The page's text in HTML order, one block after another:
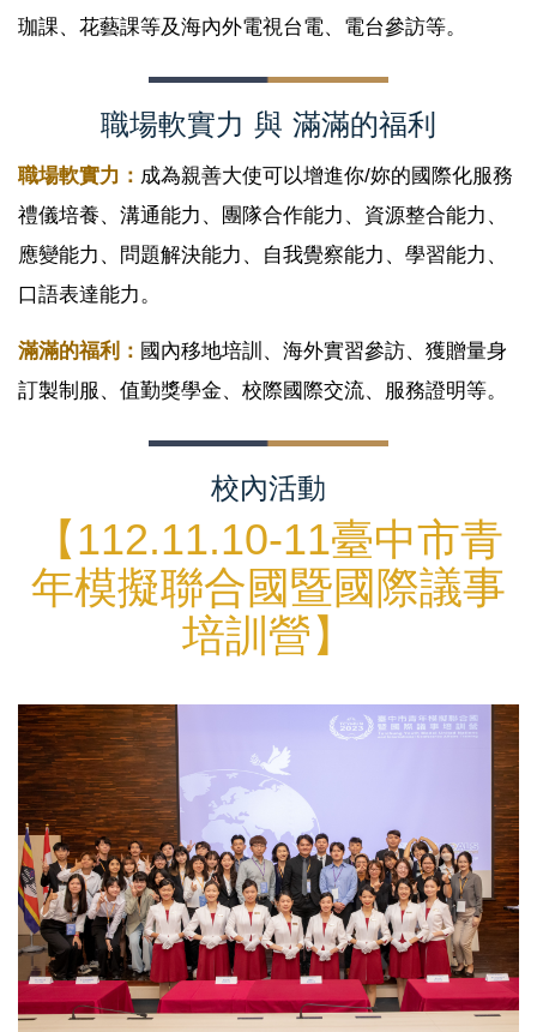
珈課、花藝課等及海內外電視台電、電台參訪等。
職場軟實力 與 滿滿的福利
職場軟實力： 成為親善大使可以增進你/妳的國際化服務
禮儀培養、溝通能力、團隊合作能力、資源整合能力、
應變能力、問題解決能力、自我覺察能力、學習能力、
口語表達能力。
滿滿的福利： 國內移地培訓、海外實習參訪、獲贈量身
訂製制服、值勤獎學金、校際國際交流、服務證明等。
校內活動
【112.11.10-11臺中市青
年模擬聯合國暨國際議事
培訓營】